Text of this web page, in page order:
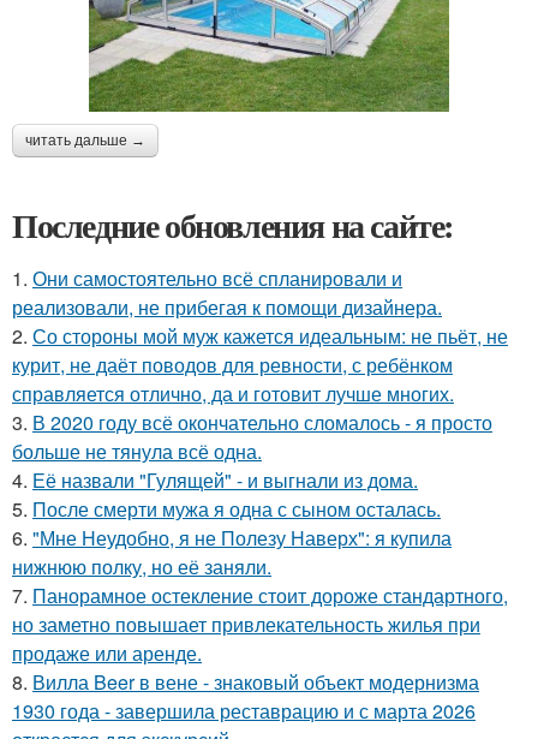
читать дальше →
Последние обновления на сайте:
1. Они самостоятельно всё спланировали и
реализовали, не прибегая к помощи дизайнера.
2. Со стороны мой муж кажется идеальным: не пьёт, не
курит, не даёт поводов для ревности, с ребёнком
справляется отлично, да и готовит лучше многих.
3. В 2020 году всё окончательно сломалось - я просто
больше не тянула всё одна.
4. Её назвали "Гулящей" - и выгнали из дома.
5. После смерти мужа я одна с сыном осталась.
6. "Мне Неудобно, я не Полезу Наверх": я купила
нижнюю полку, но её заняли.
7. Панорамное остекление стоит дороже стандартного,
но заметно повышает привлекательность жилья при
продаже или аренде.
8. Вилла Beer в вене - знаковый объект модернизма
1930 года - завершила реставрацию и с марта 2026